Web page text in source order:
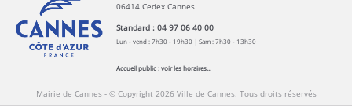
06414 Cedex Cannes
Standard : 04 97 06 40 00
Lun - vend : 7h30 - 19h30 | Sam : 7h30 - 13h30
Accueil public :voir les horaires...
Mairie de Cannes - © Copyright 2026 Ville de Cannes. Tous droits réservés